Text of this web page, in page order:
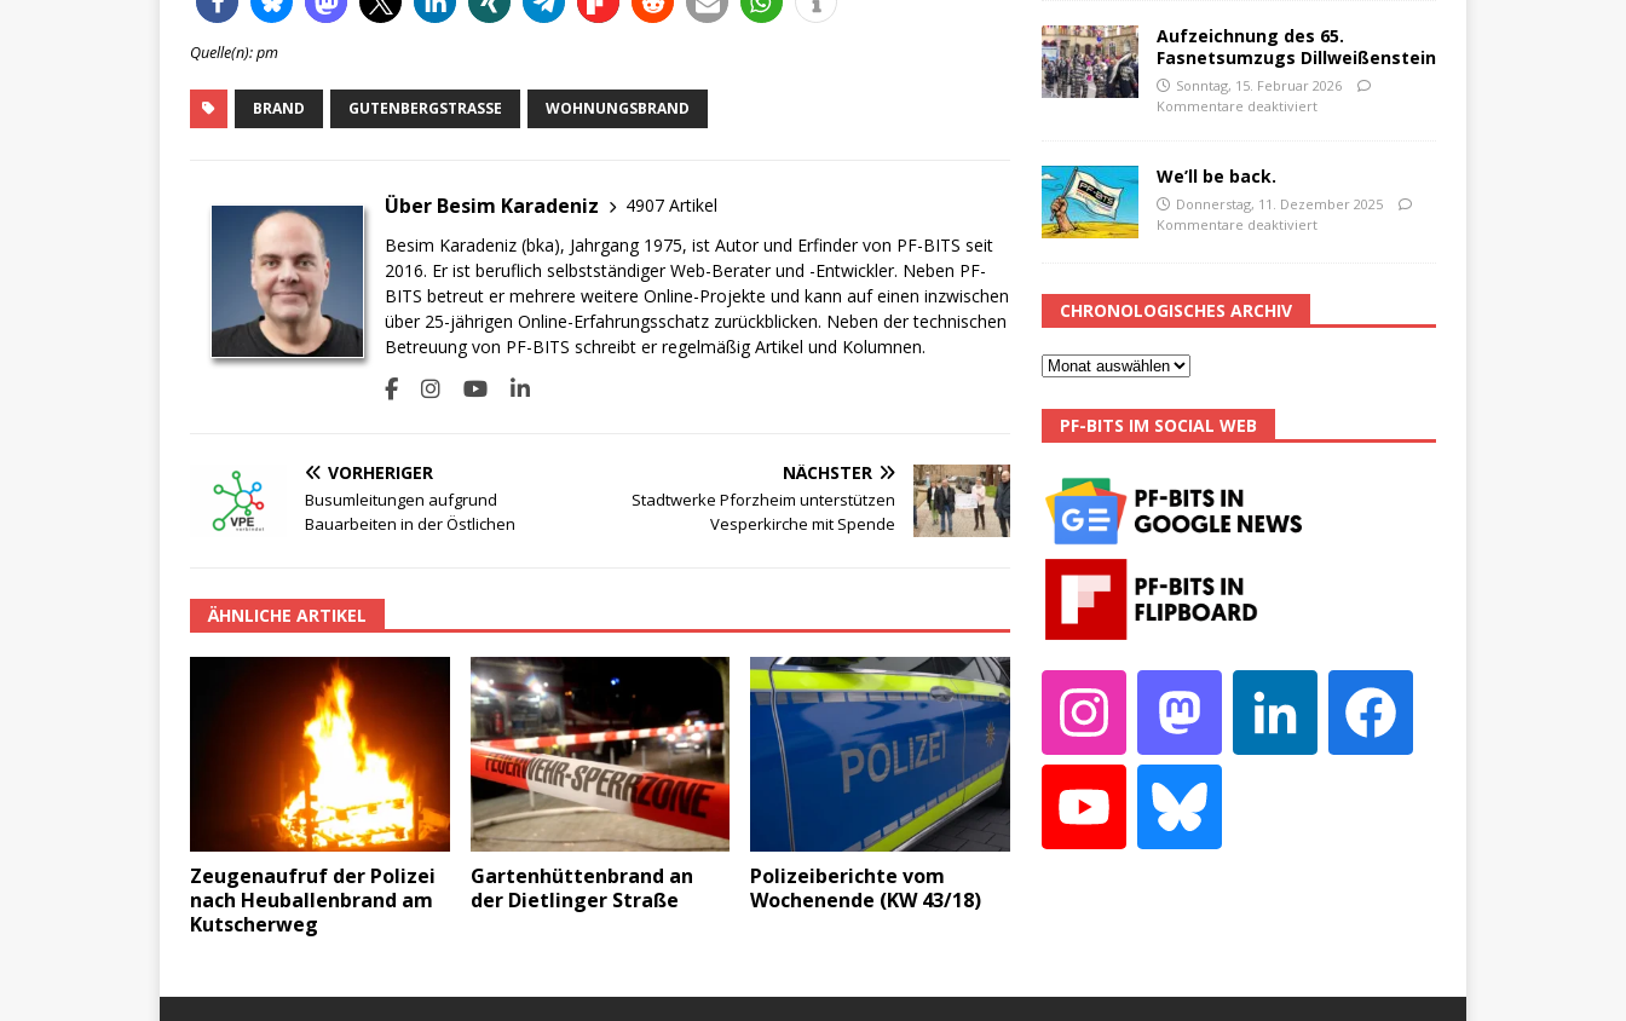
Quelle(n): pm
BRAND GUTENBERGSTRASSE WOHNUNGSBRAND
Über Besim Karadeniz
4907 Artikel
Besim Karadeniz (bka), Jahrgang 1975, ist Autor und Erfinder von PF-BITS seit
2016. Er ist beruflich selbstständiger Web-Berater und -Entwickler. Neben PF-
BITS betreut er mehrere weitere Online-Projekte und kann auf einen inzwischen
über 25-jährigen Online-Erfahrungsschatz zurückblicken. Neben der technischen
Betreuung von PF-BITS schreibt er regelmäßig Artikel und Kolumnen.
VORHERIGER
Busumleitungen aufgrund
Bauarbeiten in der Östlichen
NÄCHSTER
Stadtwerke Pforzheim unterstützen
Vesperkirche mit Spende
ÄHNLICHE ARTIKEL
Zeugenaufruf der Polizei
nach Heuballenbrand am
Kutscherweg
Gartenhüttenbrand an
der Dietlinger Straße
Polizeiberichte vom
Wochenende (KW 43/18)
Aufzeichnung des 65.
Fasnetsumzugs Dillweißenstein
Sonntag, 15. Februar 2026
Kommentare deaktiviert
We’ll be back.
Donnerstag, 11. Dezember 2025
Kommentare deaktiviert
CHRONOLOGISCHES ARCHIV
PF-BITS IM SOCIAL WEB